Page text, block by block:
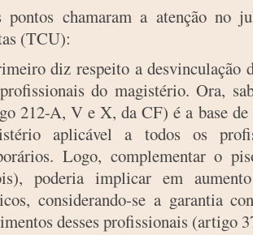
pontos chamaram a atenção no
(TCU):
diz respeito a desvinculação
do magistério. Ora,
212-A, V e X, da CF) é a base
aplicável a todos os
Logo, complementar o
poderia implicar em
considerando-se a garantia
desses profissionais (artigo